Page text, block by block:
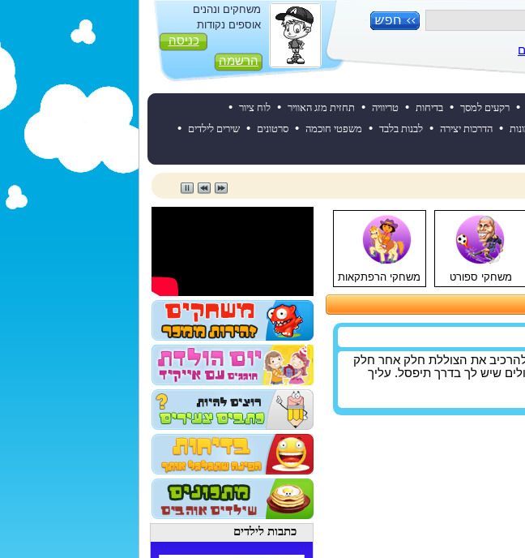
משחקים ונהנים
אוספים נקודות
כניסה
הרשמה
• רקעים למסך • בדיחות • טריוויה • תחזית מזג האוויר • לוח ציור •
• הדרכות יצירה • לבנות בלבד • משפטי חוכמה • סרטונים • שירים לילדים •
משחקי ספורט משחקי הרפתקאות
את הצוללת חלק אחר חלק
שיש לך בדרך תיפסל. עליך
כתבות לילדים